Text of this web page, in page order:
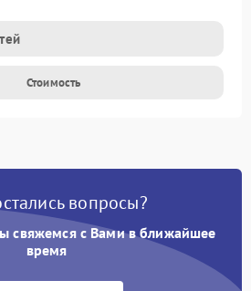
Стоимость
вопросы?
свяжемся с Вами в ближайшее
время